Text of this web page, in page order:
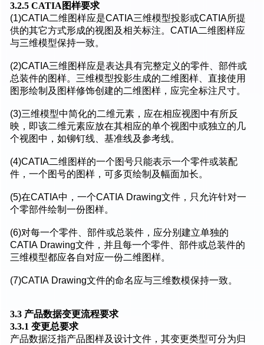
3.2.5 CATIA图样要求
(1)CATIA二维图样应是CATIA三维模型投影或CATIA所提
供的其它方式形成的视图及相关标注。CATIA二维图样应
与三维模型保持一致。
(2)CATIA三维图样应是表达具有完整定义的零件、部件或
总装件的图样。三维模型投影生成的二维图样、直接使用
图形绘制及图样修饰创建的二维图样，应完全标注尺寸。
(3)三维模型中简化的二维元素，应在相应视图中有所反
映，即该二维元素应放在其相应的单个视图中或独立的几
个视图中，如铆钉线、基准线及参考线。
(4)CATIA二维图样的一个图号只能表示一个零件或装配
件，一个图号的图样，可多页绘制及幅面加长。
(5)在CATIA中，一个CATIA Drawing文件，只允许针对一
个零部件绘制一份图样。
(6)对每一个零件、部件或总装件，应分别建立单独的
CATIA Drawing文件，并且每一个零件、部件或总装件的
三维模型都应各自对应一份二维图样。
(7)CATIA Drawing文件的命名应与三维数模保持一致。
3.3 产品数据变更流程要求
3.3.1 变更总要求
产品数据泛指产品图样及设计文件，其变更类型可分为归